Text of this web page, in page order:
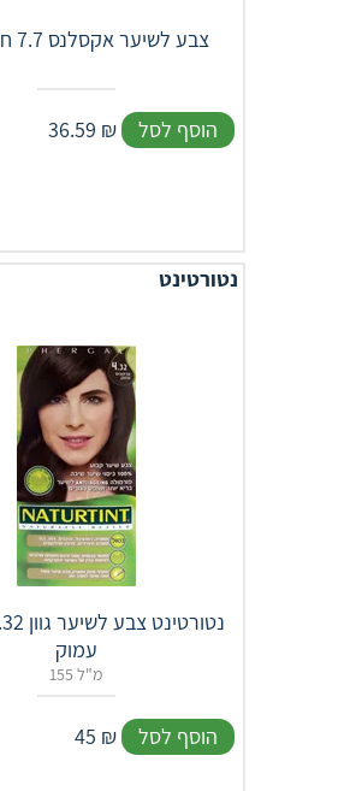
צבע לשיער אקסלנס 7.7 חום דבש
36.59 ₪ הוסף לסל
נטורטינט
עמוק
155 מ"ל
45 ₪ הוסף לסל